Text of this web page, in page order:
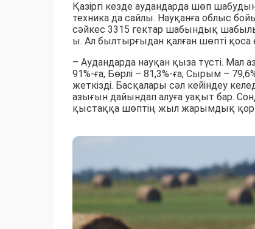
Қазіргі кезде аудандарда шөп
техника да сайлы. Науқанға облыс
сәйкес 3315 гектар шабындық
ы. Ал былтырғыдан қалған шөпті қоса
– Аудандарда науқан қыза түсті. Мал
91%-ға, Бөрлі – 81,3%-ға, Сырым –
жеткізді. Басқалары сәл кейіндеу
азығын дайындап алуға уақыт бар.
қыстаққа шөптің жыл жарымдық